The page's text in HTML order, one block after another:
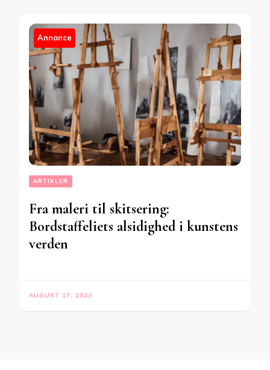
Annonce
ARTIKLER
Fra maleri til skitsering:
Bordstaffeliets alsidighed i kunstens
verden
AUGUST 17, 2023